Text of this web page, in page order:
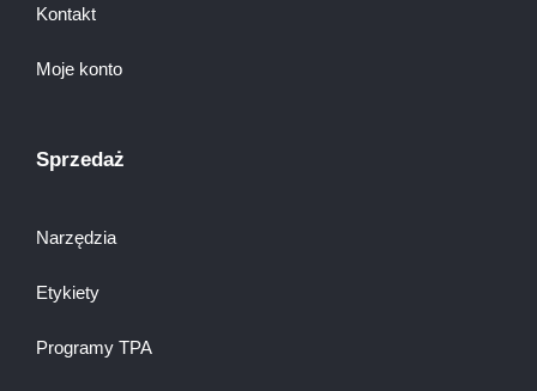
Kontakt
Moje konto
Sprzedaż
Narzędzia
Etykiety
Programy TPA